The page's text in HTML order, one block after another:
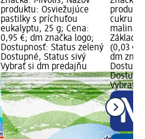
produktu: Osviežujúce
pastilky s príchuťou
eukalyptu, 25 g; Cena:
0,95 €; dm značka logo;
Dostupnosť: Status zelený
Dostupné, Status sivý
Vybrať si dm predajňu
cukru
malina,
(0,03 €
dm
Vybrať